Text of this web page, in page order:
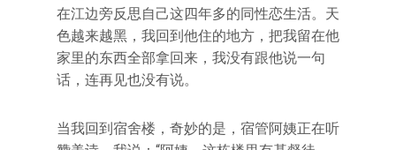
在江边旁反思自己这四年多的同性恋生活。天
色越来越黑，我回到他住的地方，把我留在他
家里的东西全部拿回来，我没有跟他说一句
话，连再见也没有说。
当我回到宿舍楼，奇妙的是，宿管阿姨正在听